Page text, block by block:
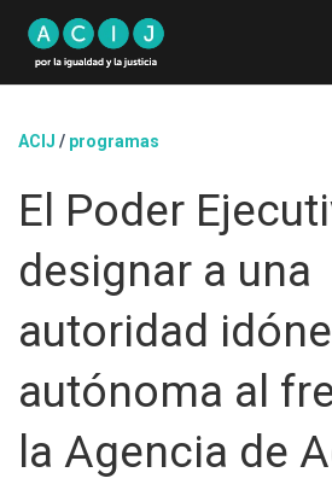
ACIJ / programas
El Poder
designar a una
autoridad
autónoma al
la Agencia de